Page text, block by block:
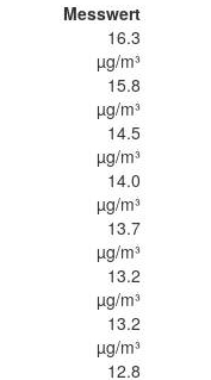
Messwert
16.3
µg/m³
15.8
µg/m³
14.5
µg/m³
14.0
µg/m³
13.7
µg/m³
13.2
µg/m³
13.2
µg/m³
12.8